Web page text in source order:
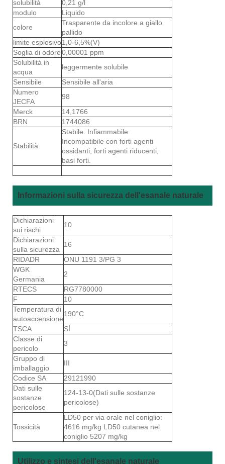
solubilità
0,21 g/l
modulo
Liquido
colore
Trasparente da incolore a giallo
pallido
limite esplosivo1,0-6,5%(V)
Soglia di odore0,00001 ppm
Solubilità in
acqua
leggermente solubile
Sensibile
Sensibile all'aria
Numero
JECFA
98
Merck
14,1766
BRN
1744086
Stabilità:
Stabile. Infiammabile.
Incompatibile con forti agenti
ossidanti, forti agenti riducenti,
basi forti.
Informazioni sulla sicurezza dell'esanale naturale
Dichiarazioni
sui rischi
10
Dichiarazioni
sulla sicurezza
16
RIDADR
ONU 1191 3/PG 3
WGK
Germania
2
RTECS
RG7780000
F
10
Temperatura di
autoaccensione
190°C
TSCA
SÌ
Classe di
pericolo
3
Gruppo di
imballaggio
III
Codice SA
29121990
Dati sulle
sostanze
pericolose
124-13-0(Dati sulle sostanze
pericolose)
Tossicità
LD50 per via orale nel coniglio:
4616 mg/kg LD50 cutanea nel
coniglio 5207 mg/kg
Utilizzo e sintesi dell'esanale naturale